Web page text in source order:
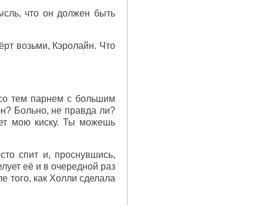
что он должен быть
возьми, Кэролайн. Что
тем парнем с большим
Больно, не правда ли?
мою киску. Ты можешь
спит и, проснувшись,
её и в очередной раз
того, как Холли сделала